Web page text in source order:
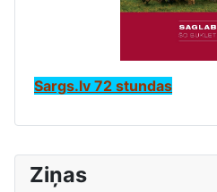
Ziņas
Sargs.lv 72 stundas